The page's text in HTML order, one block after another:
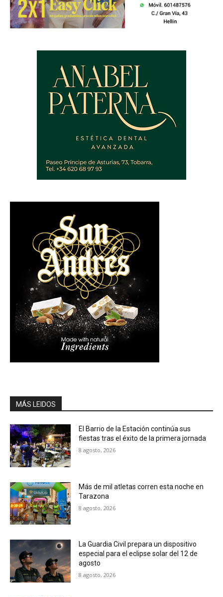
MÁS LEIDOS
El Barrio de la Estación continúa sus
fiestas tras el éxito de la primera jornada
8 agosto, 2026
Más de mil atletas corren esta noche en
Tarazona
8 agosto, 2026
La Guardia Civil prepara un dispositivo
especial para el eclipse solar del 12 de
agosto
8 agosto, 2026